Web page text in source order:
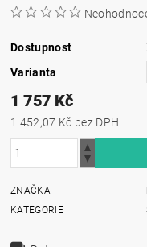
Dostupnost
Varianta
1 757 Kč
1 452,07 Kč bez DPH
ZNAČKA
KATEGORIE